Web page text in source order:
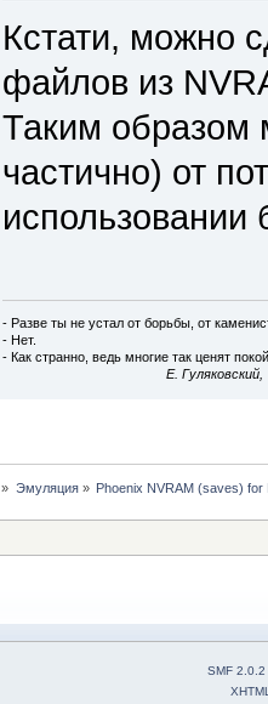
Кстати, можно
файлов из
Таким образом
частично) от
- Разве ты не устал от борьбы, от
- Нет.
- Как странно, ведь многие так ценят
E.
» Эмуляция» Phoenix NVRAM (saves)
SMF 2.0.2